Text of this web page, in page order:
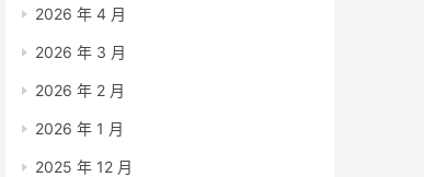
2026 年 4 月
2026 年 3 月
2026 年 2 月
2026 年 1 月
2025 年 12 月